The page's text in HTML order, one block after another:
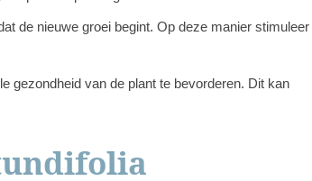
de nieuwe groei begint. Op deze manier stimuleer
gezondheid van de plant te bevorderen. Dit kan